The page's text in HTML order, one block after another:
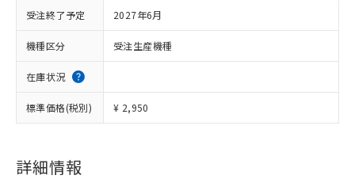
受注終了予定 2027年6月
機種区分 受注生産機種
在庫状況
標準価格(税別) ¥ 2,950
詳細情報